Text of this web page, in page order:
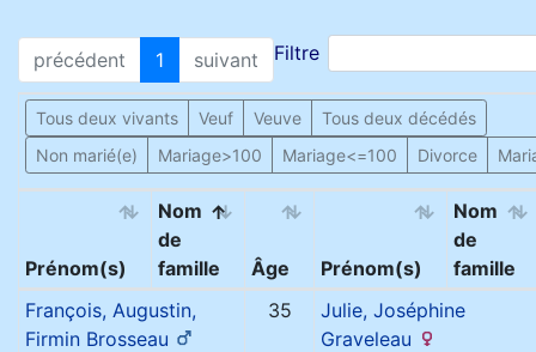
précédent 1 suivant Filtre
Tous deux vivants Veuf Veuve
Tous deux décédés
Non marié(e)
Mariage>100 Mariage<=100 Divorce
Prénom(s)
Nom
de
famille
Âge Prénom(s)
Nom
de
famille
François, Augustin,
Firmin Brosseau
35
Julie, Joséphine
Graveleau